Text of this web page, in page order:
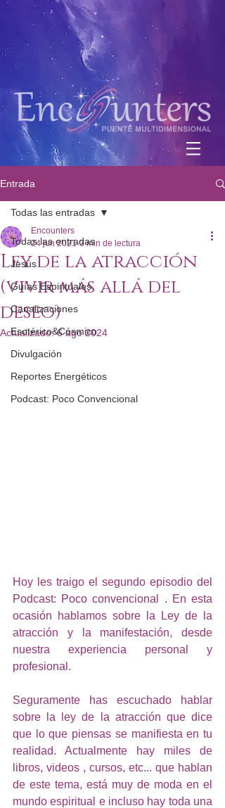
Entrada
Todas las entradas
Jesús
Guías Espirituales
Canalizaciones
Esotérico&Cósmico
Divulgación
Reportes Energéticos
Podcast: Poco Convencional
Todas las entradas
Ley de la atracción
(vivir más allá del
deseo)
Encounters
24 jun 2021 3 min de lectura
Actualizado:6 ago 2024
Hoy les traigo el segundo episodio del
Podcast: Poco convencional . En esta
ocasión hablamos sobre la Ley de la
atracción y la manifestación, desde
nuestra experiencia personal y
profesional.
Seguramente has escuchado hablar
sobre la ley de la atracción que dice
que lo que piensas se manifiesta en tu
realidad. Actualmente hay miles de
libros, videos , cursos, etc... que hablan
de este tema, está muy de moda en el
mundo espiritual e incluso hay toda una